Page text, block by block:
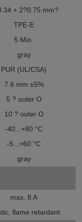
+ 2?0.75 mm?
TPE-E
5 Mio.
gray
PUR (UL/CSA)
7.6 mm ±5%
5 ? outer O
10 ? outer O
-40...+80 °C
-5...+60 °C
gray
max. 8 A
flame retardant